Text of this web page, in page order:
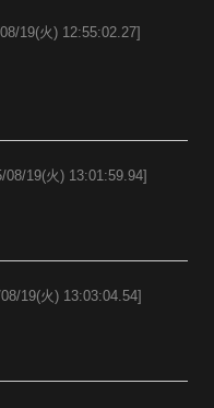
19(火) 12:55:02.27]
08/19(火) 13:01:59.94]
19(火) 13:03:04.54]